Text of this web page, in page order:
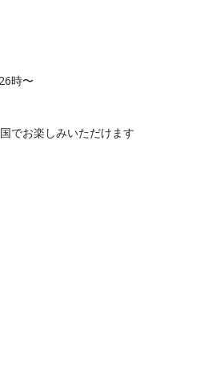
時〜
でお楽しみいただけます